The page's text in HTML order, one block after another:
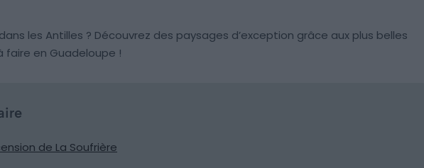
les Antilles ? Découvrez des paysages d’exception grâce aux plus belles
faire en Guadeloupe !
de La Soufrière